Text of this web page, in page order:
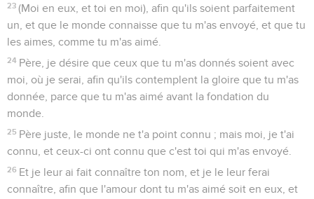
23 (Moi en eux, et toi en moi), afin qu'ils soient parfaitement
un, et que le monde connaisse que tu m'as envoyé, et que tu
les aimes, comme tu m'as aimé.
24 Père, je désire que ceux que tu m'as donnés soient avec
moi, où je serai, afin qu'ils contemplent la gloire que tu m'as
donnée, parce que tu m'as aimé avant la fondation du
monde.
25 Père juste, le monde ne t'a point connu ; mais moi, je t'ai
connu, et ceux-ci ont connu que c'est toi qui m'as envoyé.
26 Et je leur ai fait connaître ton nom, et je le leur ferai
connaître, afin que l'amour dont tu m'as aimé soit en eux, et